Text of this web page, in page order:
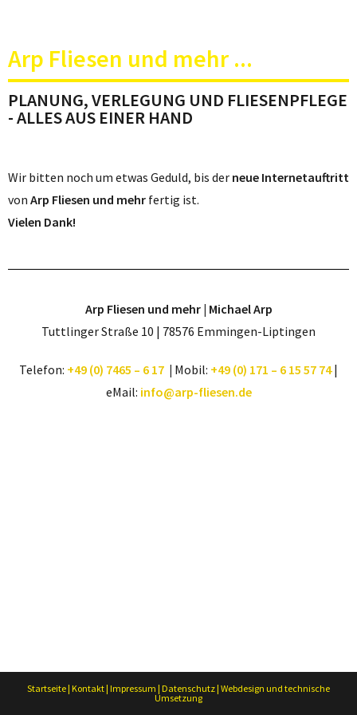
Arp Fliesen und mehr ...
PLANUNG, VERLEGUNG UND FLIESENPFLEGE
- ALLES AUS EINER HAND
Wir bitten noch um etwas Geduld, bis der neue Internetauftritt
von Arp Fliesen und mehr fertig ist.
Vielen Dank!
Arp Fliesen und mehr | Michael Arp
Tuttlinger Straße 10 | 78576 Emmingen-Liptingen
Telefon: +49 (0) 7465 – 6 17 | Mobil: +49 (0) 171 – 6 15 57 74|
eMail: info@arp-fliesen.de
Startseite | Kontakt | Impressum | Datenschutz | Webdesign und technische
Umsetzung